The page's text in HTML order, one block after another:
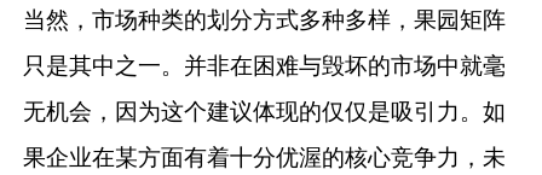
当然，市场种类的划分方式多种多样，果园矩阵
只是其中之一。并非在困难与毁坏的市场中就毫
无机会，因为这个建议体现的仅仅是吸引力。如
果企业在某方面有着十分优渥的核心竞争力，未